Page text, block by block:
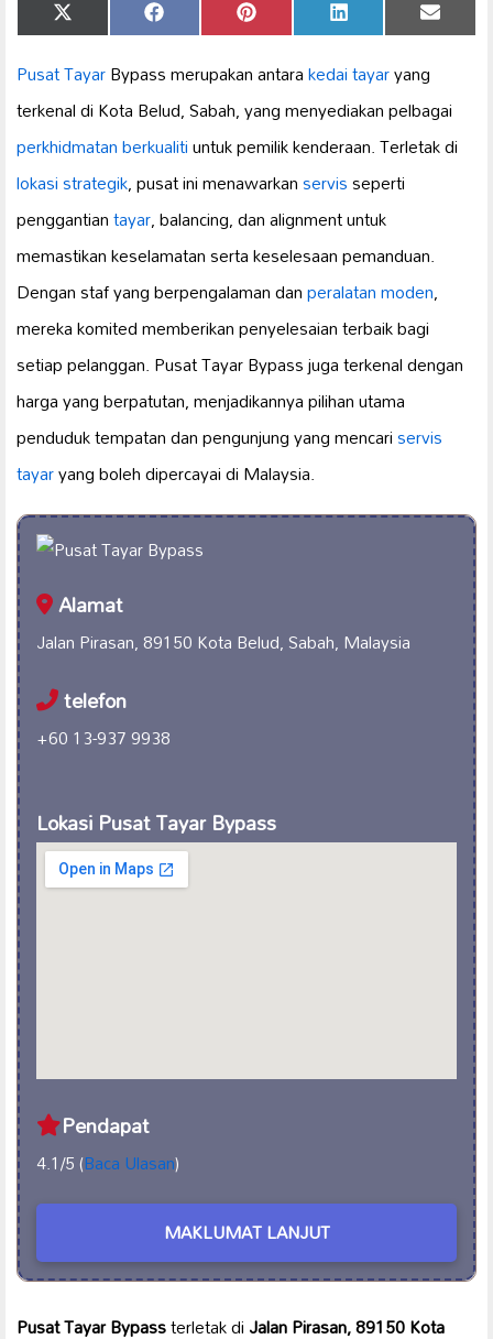
Share
on
X
(Twitter)
Share
on
Facebook Share
on
Pinterest Share
on
LinkedIn Share
on
Email
Pusat TayarBypass merupakan antarakedai tayaryang
terkenal di Kota Belud, Sabah, yang menyediakan pelbagai
perkhidmatan berkualitiuntuk pemilik kenderaan. Terletak di
lokasi strategik, pusat ini menawarkanservisseperti
penggantiantayar, balancing, dan alignment untuk
memastikan keselamatan serta keselesaan pemanduan.
Dengan staf yang berpengalaman danperalatan moden,
mereka komited memberikan penyelesaian terbaik bagi
setiap pelanggan. Pusat Tayar Bypass juga terkenal dengan
harga yang berpatutan, menjadikannya pilihan utama
penduduk tempatan dan pengunjung yang mencariservis
tayaryang boleh dipercayai di Malaysia.
Alamat
Jalan Pirasan, 89150 Kota Belud, Sabah, Malaysia
telefon
+60 13-937 9938
Lokasi Pusat Tayar Bypass
Pendapat
4.1/5 (Baca Ulasan)
MAKLUMAT LANJUT
Pusat Tayar Bypassterletak diJalan Pirasan, 89150 Kota